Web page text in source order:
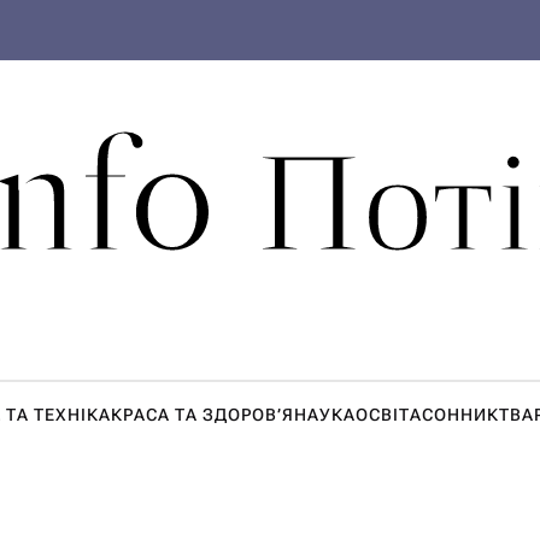
ТЕХНІКАКРАСА ТА ЗДОРОВ’ЯНАУКАОСВІТАСОННИК